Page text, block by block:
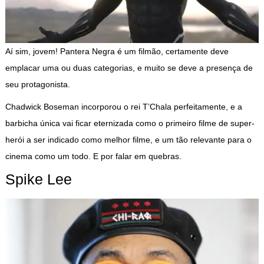
Aí sim, jovem! Pantera Negra é um filmão, certamente deve
emplacar uma ou duas categorias, e muito se deve a presença de
seu protagonista.
Chadwick Boseman incorporou o rei T’Chala perfeitamente, e a
barbicha única vai ficar eternizada como o primeiro filme de super-
herói a ser indicado como melhor filme, e um tão relevante para o
cinema como um todo. E por falar em quebras.
Spike Lee